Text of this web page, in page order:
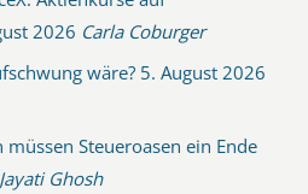
2026 Carla Coburger
wäre? 5. August 2026
Steueroasen ein Ende
Jayati Ghosh